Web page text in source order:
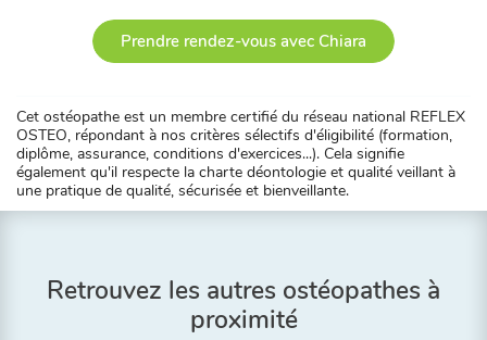
Prendre rendez-vous avec Chiara
Cet ostéopathe est un membre certifié du réseau national REFLEX
OSTEO, répondant à nos critères sélectifs d'éligibilité (formation,
diplôme, assurance, conditions d'exercices...). Cela signifie
également qu'il respecte la charte déontologie et qualité veillant à
une pratique de qualité, sécurisée et bienveillante.
Retrouvez les autres ostéopathes à
proximité